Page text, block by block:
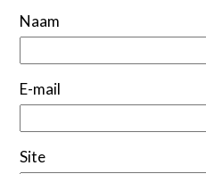
Naam
E-mail
Site